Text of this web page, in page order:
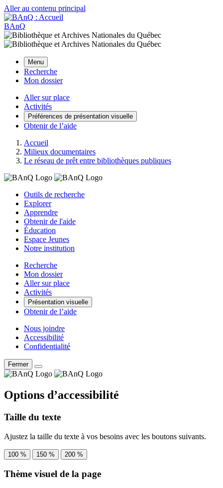
Aller au contenu principal
BAnQ
Menu
Recherche
Mon dossier
Aller sur place
Activités
Préférences de présentation visuelle
Obtenir de l’aide
Accueil
Milieux documentaires
Le réseau de prêt entre bibliothèques publiques
Outils de recherche
Explorer
Apprendre
Obtenir de l'aide
Éducation
Espace Jeunes
Notre institution
Recherche
Mon dossier
Aller sur place
Activités
Présentation visuelle
Obtenir de l’aide
Nous joindre
Accessibilité
Confidentialité
Fermer
Options d’accessibilité
Taille du texte
Ajustez la taille du texte à vos besoins avec les boutons suivants.
100 % 150 % 200 %
Thème visuel de la page